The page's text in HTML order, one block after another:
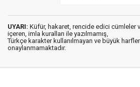
UYARI: Küfür, hakaret, rencide edici cümleler
içeren, imla kuralları ile yazılmamış,
Türkçe karakter kullanılmayan ve büyük
onaylanmamaktadır.